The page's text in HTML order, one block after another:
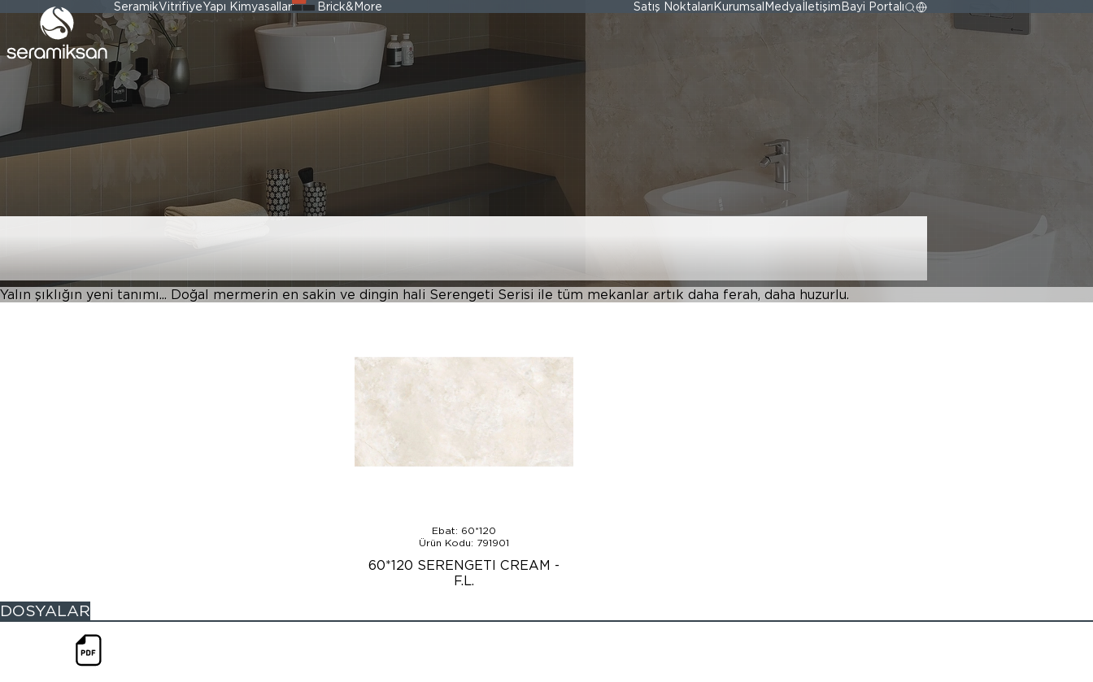
SeramikVitrifiyeYapı Kimyasalları Brick&More Satış Noktaları Kurumsal Medya İletişim Bayi Portalı
SERENGETI
Yalın şıklığın yeni tanımı... Doğal mermerin en sakin ve dingin hali Serengeti Serisi ile tüm mekanlar artık daha ferah, daha huzurlu.
Ebat: 60*120
Ürün Kodu: 791901
60*120 SERENGETI CREAM -
F.L.
DOSYALAR